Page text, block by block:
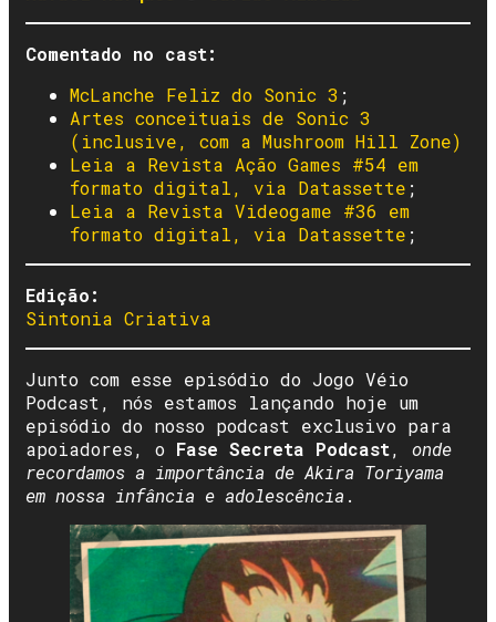
Comentado no cast:
McLanche Feliz do Sonic 3 ;
Artes conceituais de Sonic 3
(inclusive, com a Mushroom Hill Zone)
Leia a Revista Ação Games #54 em
formato digital, via Datassette ;
Leia a Revista Videogame #36 em
formato digital, via Datassette ;
Edição:
Sintonia Criativa
Junto com esse episódio do Jogo Véio
Podcast, nós estamos lançando hoje um
episódio do nosso podcast exclusivo para
apoiadores, o Fase Secreta Podcast, onde
recordamos a importância de Akira Toriyama
em nossa infância e adolescência .